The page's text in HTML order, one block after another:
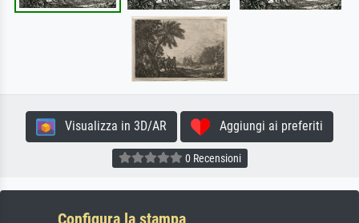
Visualizza in 3D/AR Aggiungi ai preferiti
0 Recensioni